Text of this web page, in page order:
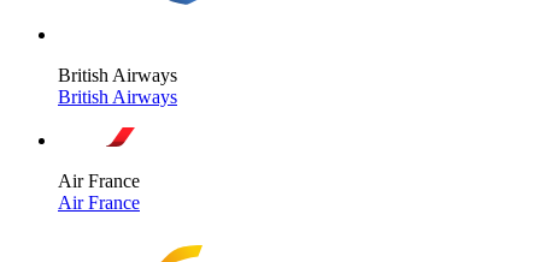
British Airways
British Airways
Air France
Air France